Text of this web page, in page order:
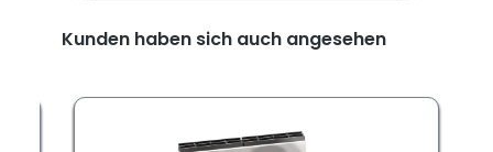
Kunden haben sich auch angesehen